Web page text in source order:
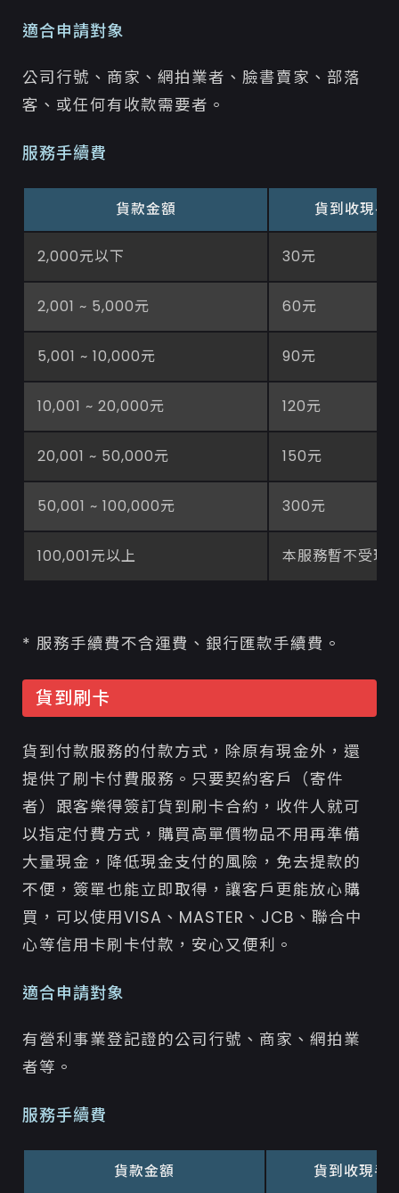
適合申請對象
公司行號、商家、網拍業者、臉書賣家、部落
客、或任何有收款需要者。
服務手續費
貨款金額 貨到收現手
2,000元以下 30元
2,001 ~ 5,000元 60元
5,001 ~ 10,000元 90元
10,001 ~ 20,000元 120元
20,001 ~ 50,000元 150元
50,001 ~ 100,000元 300元
100,001元以上 本服務暫不受理
* 服務手續費不含運費、銀行匯款手續費。
貨到刷卡
貨到付款服務的付款方式，除原有現金外，還
提供了刷卡付費服務。只要契約客戶（寄件
者）跟客樂得簽訂貨到刷卡合約，收件人就可
以指定付費方式，購買高單價物品不用再準備
大量現金，降低現金支付的風險，免去提款的
不便，簽單也能立即取得，讓客戶更能放心購
買，可以使用VISA、MASTER、JCB、聯合中
心等信用卡刷卡付款，安心又便利。
適合申請對象
有營利事業登記證的公司行號、商家、網拍業
者等。
服務手續費
貨款金額 貨到收現手